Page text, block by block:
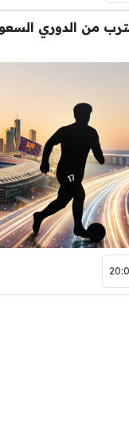
من الدوري